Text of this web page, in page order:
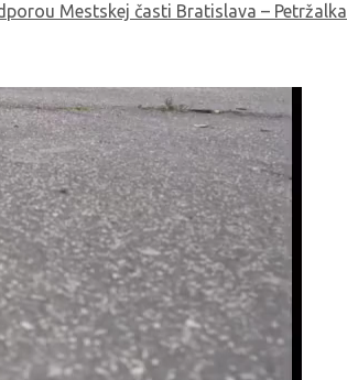
Mestskej časti Bratislava – Petržalka